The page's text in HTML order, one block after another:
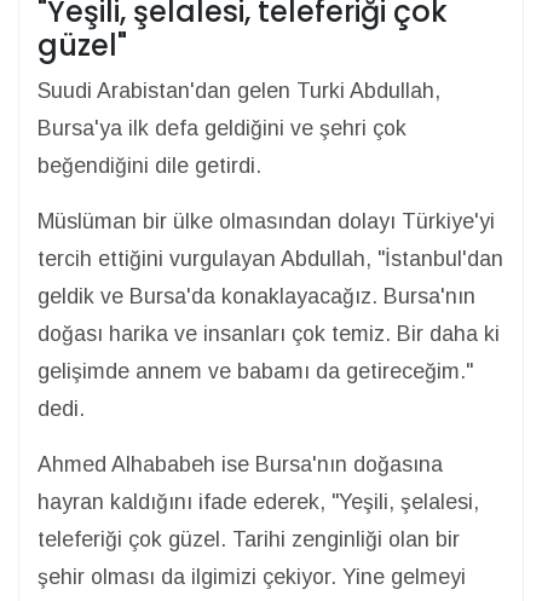
"Yeşili, şelalesi, teleferiği çok
güzel"
Suudi Arabistan'dan gelen Turki Abdullah,
Bursa'ya ilk defa geldiğini ve şehri çok
beğendiğini dile getirdi.
Müslüman bir ülke olmasından dolayı Türkiye'yi
tercih ettiğini vurgulayan Abdullah, "İstanbul'dan
geldik ve Bursa'da konaklayacağız. Bursa'nın
doğası harika ve insanları çok temiz. Bir daha ki
gelişimde annem ve babamı da getireceğim."
dedi.
Ahmed Alhababeh ise Bursa'nın doğasına
hayran kaldığını ifade ederek, "Yeşili, şelalesi,
teleferiği çok güzel. Tarihi zenginliği olan bir
şehir olması da ilgimizi çekiyor. Yine gelmeyi